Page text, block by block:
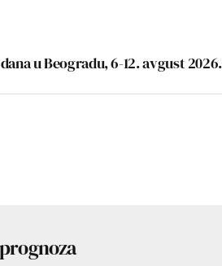
u Beogradu, 6-12. avgust 2026.